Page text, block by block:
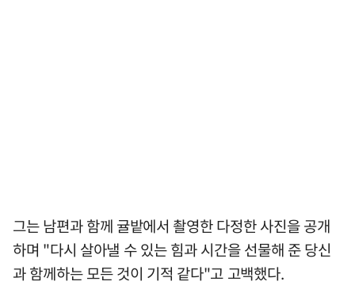
그는 남편과 함께 귤밭에서 촬영한 다정한 사진을 공개
하며 "다시 살아낼 수 있는 힘과 시간을 선물해 준 당신
과 함께하는 모든 것이 기적 같다"고 고백했다.